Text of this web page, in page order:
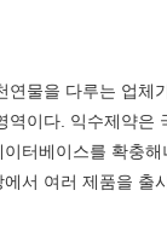
연물을 다루는 업체
역이다. 익수제약은
터베이스를 확충
서 여러 제품을 출